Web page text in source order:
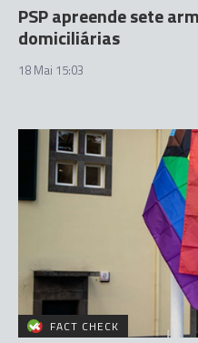
PSP apreende sete
domiciliárias
18 Mai 15:03
FACT CHECK